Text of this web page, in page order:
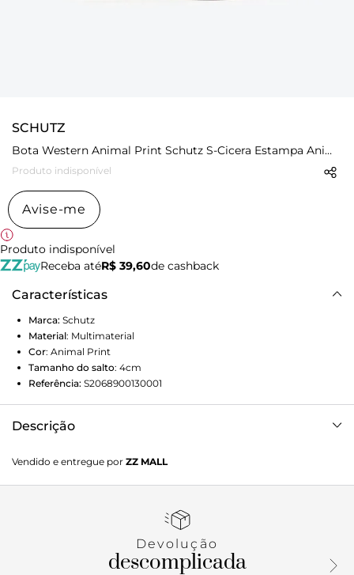
SCHUTZ
Bota Western Animal Print Schutz S-Cicera Estampa Animal Onça
Produto indisponível
Avise-me
Produto indisponível
Receba atéR$ 39,60de cashback
Características
Marca: Schutz
Material: Multimaterial
Cor: Animal Print
Tamanho do salto: 4cm
Referência: S2068900130001
Descrição
modelo traz um toque de personalidade extra com os
detalhes em estampa animal de onça e o conforto do salto
Vendido e entregue por ZZ MALL
Devolução
descomplicada